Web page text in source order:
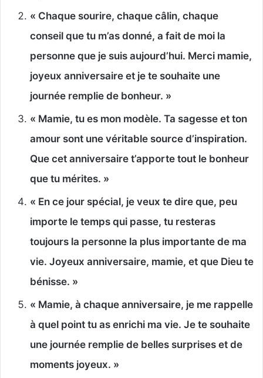
« Chaque sourire, chaque câlin, chaque
conseil que tu m’as donné, a fait de moi la
personne que je suis aujourd’hui. Merci mamie,
joyeux anniversaire et je te souhaite une
journée remplie de bonheur. »
« Mamie, tu es mon modèle. Ta sagesse et ton
amour sont une véritable source d’inspiration.
Que cet anniversaire t’apporte tout le bonheur
que tu mérites. »
« En ce jour spécial, je veux te dire que, peu
importe le temps qui passe, tu resteras
toujours la personne la plus importante de ma
vie. Joyeux anniversaire, mamie, et que Dieu te
bénisse. »
« Mamie, à chaque anniversaire, je me rappelle
à quel point tu as enrichi ma vie. Je te souhaite
une journée remplie de belles surprises et de
moments joyeux. »